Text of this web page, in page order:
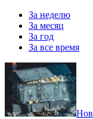
За неделю
За месяц
За год
За все время